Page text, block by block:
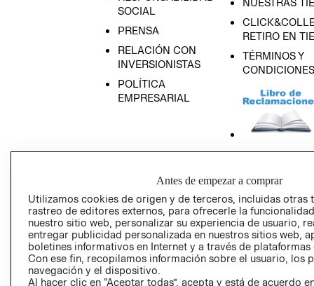
SOCIAL
PRENSA
RELACIÓN CON
INVERSIONISTAS
POLÍTICA
EMPRESARIAL
NUESTRAS
RETIRO EN
TÉRMINOS Y
CONDICIONES
PRIVACIDAD
GIFT CARD
AVISO DE
Antes de empezar a comprar
Utilizamos cookies de origen y de terceros, incluidas otras
rastreo de editores externos, para ofrecerle la
nuestro sitio web, personalizar su experiencia de usuario,
entregar publicidad personalizada en nuestros sitios web,
boletines informativos en Internet y a través de plataformas
Con ese fin, recopilamos información sobre el usuario, los
navegación y el dispositivo.
Al hacer clic en “Aceptar todas”, acepta y está de acuerdo